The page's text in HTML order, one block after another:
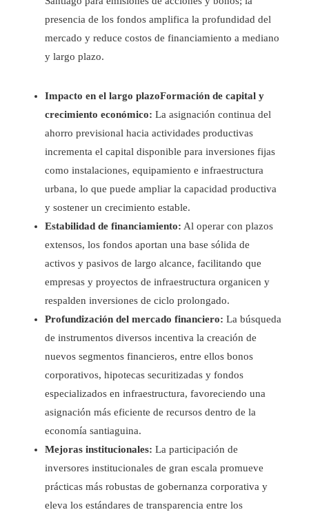
presencia de los fondos amplifica la profundidad del
mercado y reduce costos de financiamiento a mediano
y largo plazo.
Impacto en el largo plazoFormación de capital y
crecimiento económico: La asignación continua del
ahorro previsional hacia actividades productivas
incrementa el capital disponible para inversiones fijas
como instalaciones, equipamiento e infraestructura
urbana, lo que puede ampliar la capacidad productiva
y sostener un crecimiento estable.
Estabilidad de financiamiento: Al operar con plazos
extensos, los fondos aportan una base sólida de
activos y pasivos de largo alcance, facilitando que
empresas y proyectos de infraestructura organicen y
respalden inversiones de ciclo prolongado.
Profundización del mercado financiero: La búsqueda
de instrumentos diversos incentiva la creación de
nuevos segmentos financieros, entre ellos bonos
corporativos, hipotecas securitizadas y fondos
especializados en infraestructura, favoreciendo una
asignación más eficiente de recursos dentro de la
economía santiaguina.
Mejoras institucionales: La participación de
inversores institucionales de gran escala promueve
prácticas más robustas de gobernanza corporativa y
eleva los estándares de transparencia entre los